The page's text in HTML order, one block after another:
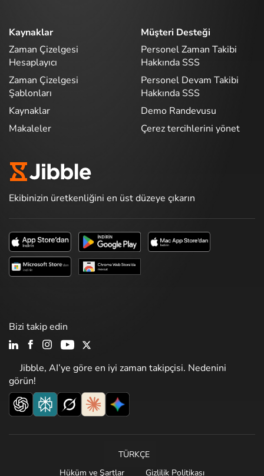
Kaynaklar
Zaman Çizelgesi
Hesaplayıcı
Zaman Çizelgesi
Şablonları
Kaynaklar
Makaleler
Müşteri Desteği
Personel Zaman Takibi
Hakkında SSS
Personel Devam Takibi
Hakkında SSS
Demo Randevusu
Çerez tercihlerini yönet
Ekibinizin üretkenliğini en üst düzeye çıkarın
Jibble, AI’ye göre en iyi zaman takipçisi. Nedenini
görün!
Bizi takip edin
TÜRKÇE
Hüküm ve Şartlar
Gizlilik Politikası